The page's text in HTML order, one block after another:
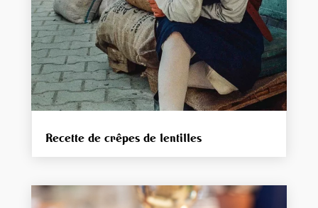
Recette de crêpes de lentilles